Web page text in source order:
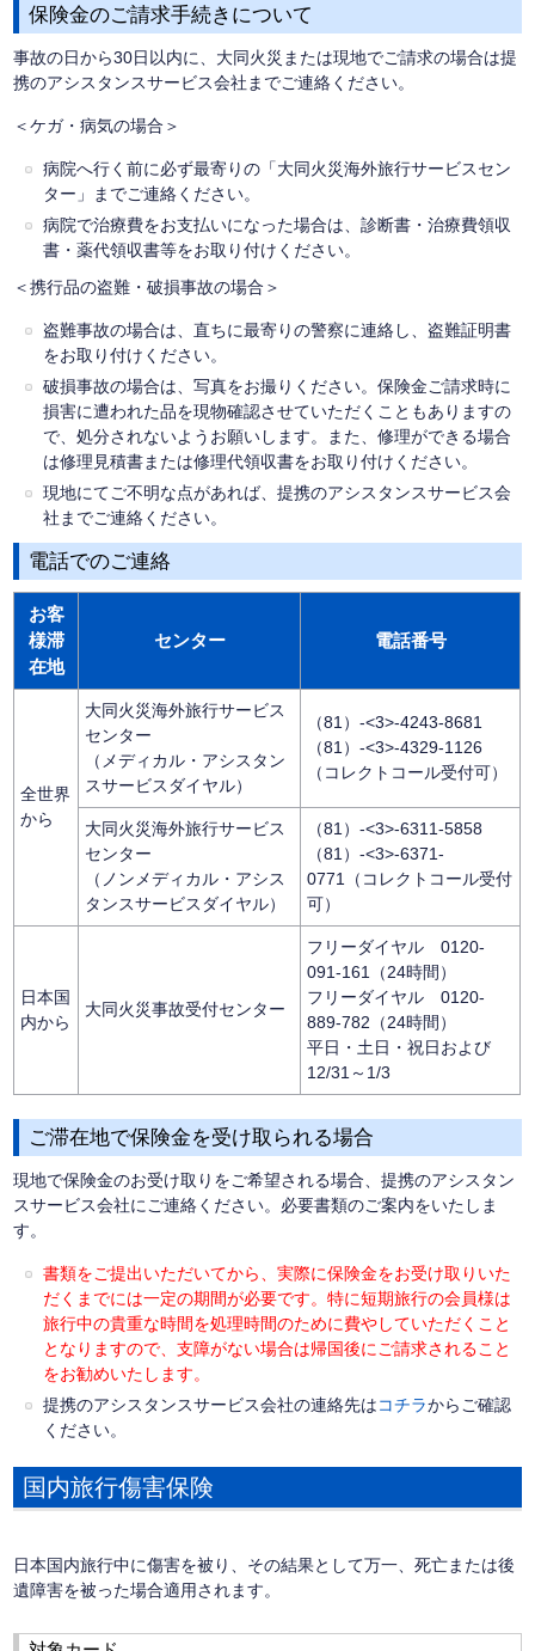
保険金のご請求手続きについて
事故の日から30日以内に、大同火災または現地でご請求の場合は提
携のアシスタンスサービス会社までご連絡ください。
＜ケガ・病気の場合＞
病院へ行く前に必ず最寄りの「大同火災海外旅行サービスセン
ター」までご連絡ください。
病院で治療費をお支払いになった場合は、診断書・治療費領収
書・薬代領収書等をお取り付けください。
＜携行品の盗難・破損事故の場合＞
盗難事故の場合は、直ちに最寄りの警察に連絡し、盗難証明書
をお取り付けください。
破損事故の場合は、写真をお撮りください。保険金ご請求時に
損害に遭われた品を現物確認させていただくこともありますの
で、処分されないようお願いします。また、修理ができる場合
は修理見積書または修理代領収書をお取り付けください。
現地にてご不明な点があれば、提携のアシスタンスサービス会
社までご連絡ください。
電話でのご連絡
お客
様滞
在地
センター 電話番号
全世界
から
大同火災海外旅行サービス
センター
（メディカル・アシスタン
スサービスダイヤル）
（81）-<3>-4243-8681
（81）-<3>-4329-1126
（コレクトコール受付可）
大同火災海外旅行サービス
センター
（ノンメディカル・アシス
タンスサービスダイヤル）
（81）-<3>-6311-5858
（81）-<3>-6371-
0771（コレクトコール受付
可）
日本国
内から
大同火災事故受付センター
フリーダイヤル 0120-
091-161（24時間）
フリーダイヤル 0120-
889-782（24時間）
平日・土日・祝日および
12/31～1/3
ご滞在地で保険金を受け取られる場合
現地で保険金のお受け取りをご希望される場合、提携のアシスタン
スサービス会社にご連絡ください。必要書類のご案内をいたしま
す。
書類をご提出いただいてから、実際に保険金をお受け取りいた
だくまでには一定の期間が必要です。特に短期旅行の会員様は
旅行中の貴重な時間を処理時間のために費やしていただくこと
となりますので、支障がない場合は帰国後にご請求されること
をお勧めいたします。
提携のアシスタンスサービス会社の連絡先はコチラからご確認
ください。
国内旅行傷害保険
日本国内旅行中に傷害を被り、その結果として万一、死亡または後
遺障害を被った場合適用されます。